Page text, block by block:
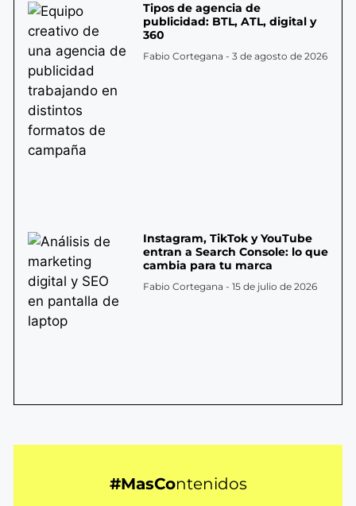
Tipos de agencia de
publicidad: BTL, ATL, digital y
360
Fabio Cortegana 3 de agosto de 2026
Instagram, TikTok y YouTube
entran a Search Console: lo que
cambia para tu marca
Fabio Cortegana 15 de julio de 2026
#MasContenidos